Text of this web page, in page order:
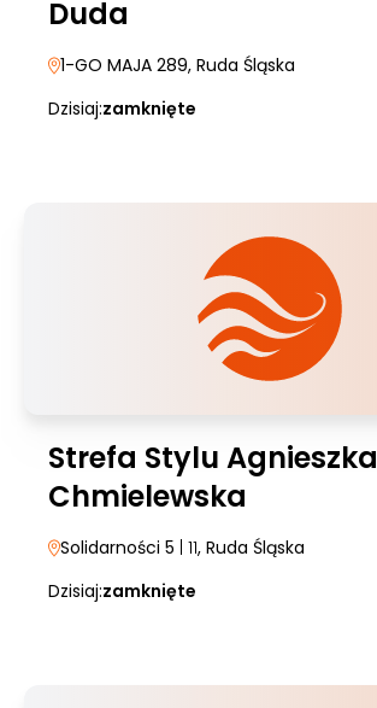
Duda
1-GO MAJA 289, Ruda Śląska
Dzisiaj:zamknięte
Strefa Stylu Agnieszka
Chmielewska
Solidarności 5 | 11, Ruda Śląska
Dzisiaj:zamknięte